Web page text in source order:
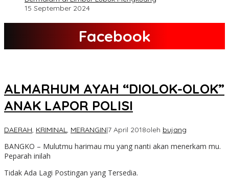
15 September 2024
Facebook
ALMARHUM AYAH “DIOLOK-OLOK”
ANAK LAPOR POLISI
DAERAH, KRIMINAL, MERANGIN|7 April 2018oleh bujang
BANGKO – Mulutmu harimau mu yang nanti akan menerkam mu.
Peparah inilah
Tidak Ada Lagi Postingan yang Tersedia.